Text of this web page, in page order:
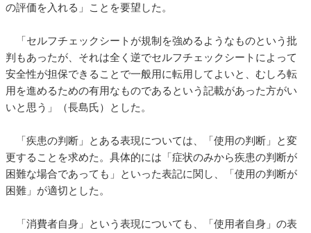
の評価を入れる」ことを要望した。
「セルフチェックシートが規制を強めるようなものという批
判もあったが、それは全く逆でセルフチェックシートによって
安全性が担保できることで一般用に転用してよいと、むしろ転
用を進めるための有用なものであるという記載があった方がい
いと思う」（長島氏）とした。
「疾患の判断」とある表現については、「使用の判断」と変
更することを求めた。具体的には「症状のみから疾患の判断が
困難な場合であっても」といった表記に関し、「使用の判断が
困難」が適切とした。
「消費者自身」という表現についても、「使用者自身」の表